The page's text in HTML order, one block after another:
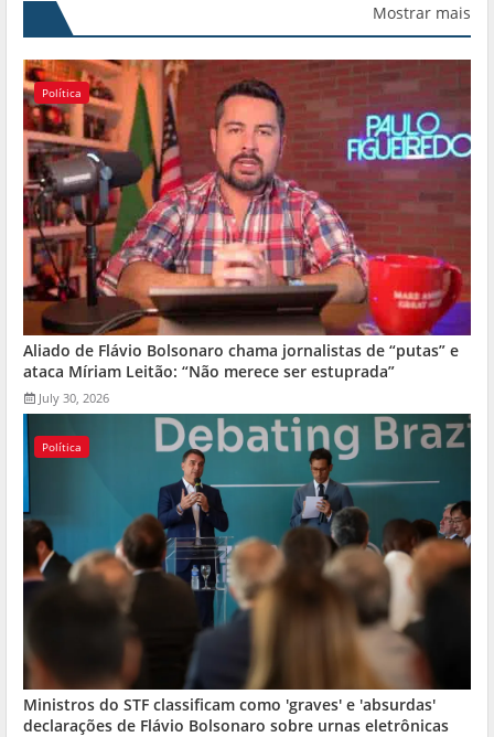
Mostrar mais
Política
Aliado de Flávio Bolsonaro chama jornalistas de “putas” e
ataca Míriam Leitão: “Não merece ser estuprada”
July 30, 2026
Política
Ministros do STF classificam como 'graves' e 'absurdas'
declarações de Flávio Bolsonaro sobre urnas eletrônicas